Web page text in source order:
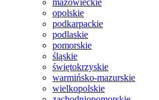
mazowieckie
opolskie
podkarpackie
podlaskie
pomorskie
śląskie
świętokrzyskie
warmińsko-mazurskie
wielkopolskie